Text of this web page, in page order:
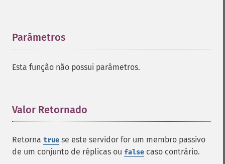
Parâmetros
Esta função não possui parâmetros.
Valor Retornado
Retorna true se este servidor for um membro passivo
de um conjunto de réplicas ou false caso contrário.